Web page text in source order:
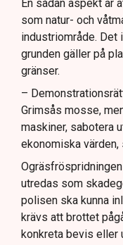
En sådan aspekt är
som natur- och
industriområde. Det
grunden gäller på
gränser.
–
Grimsås mosse,
maskiner, sabotera
ekonomiska värden,
utredas som
polisen ska kunna
krävs att brottet
konkreta bevis eller